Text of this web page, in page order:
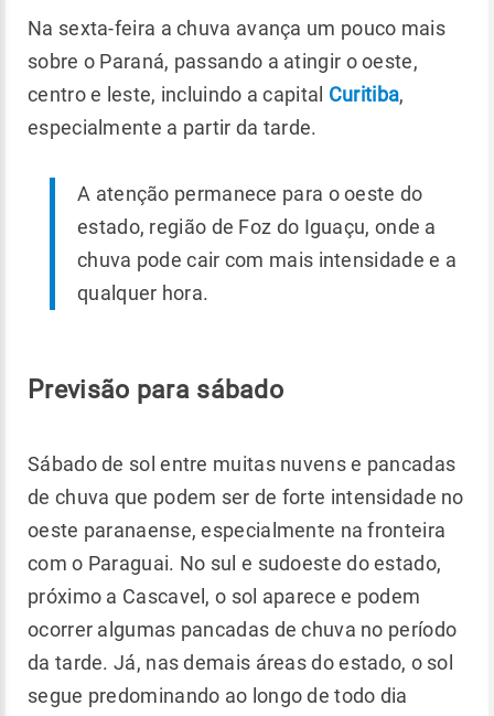
Na sexta-feira a chuva avança um pouco mais
sobre o Paraná, passando a atingir o oeste,
centro e leste, incluindo a capital Curitiba,
especialmente a partir da tarde.
A atenção permanece para o oeste do
estado, região de Foz do Iguaçu, onde a
chuva pode cair com mais intensidade e a
qualquer hora.
Previsão para sábado
Sábado de sol entre muitas nuvens e pancadas
de chuva que podem ser de forte intensidade no
oeste paranaense, especialmente na fronteira
com o Paraguai. No sul e sudoeste do estado,
próximo a Cascavel, o sol aparece e podem
ocorrer algumas pancadas de chuva no período
da tarde. Já, nas demais áreas do estado, o sol
segue predominando ao longo de todo dia